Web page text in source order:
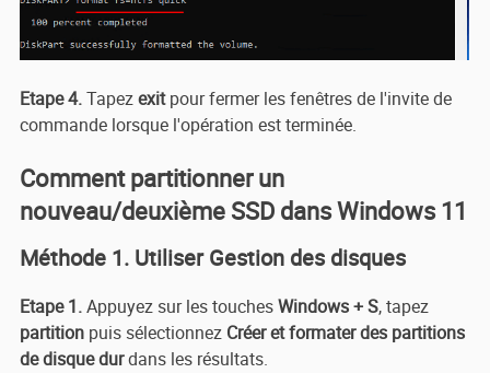
Etape 4.Tapezexitpour fermer les fenêtres de l'invite de
commande lorsque l'opération est terminée.
Comment partitionner un
nouveau/deuxième SSD dans Windows 11
Méthode 1. Utiliser Gestion des disques
Etape 1.Appuyez sur les touchesWindows + S, tapez
partitionpuis sélectionnez Créer et formater des partitions
de disque durdans les résultats.